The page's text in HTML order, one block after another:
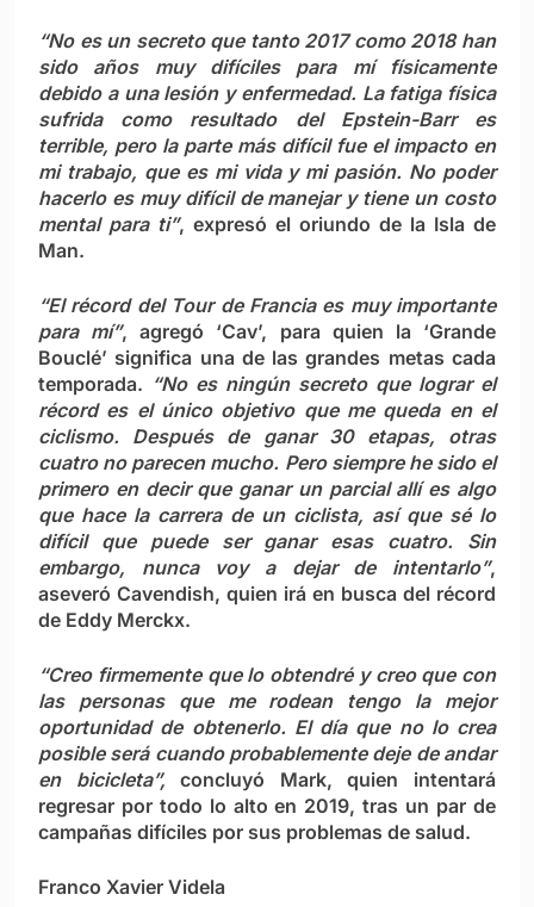
“No es un secreto que tanto 2017 como 2018 han
sido años muy difíciles para mí físicamente
debido a una lesión y enfermedad. La fatiga física
sufrida como resultado del Epstein-Barr es
terrible, pero la parte más difícil fue el impacto en
mi trabajo, que es mi vida y mi pasión. No poder
hacerlo es muy difícil de manejar y tiene un costo
mental para ti”, expresó el oriundo de la Isla de
Man.
“El récord del Tour de Francia es muy importante
para mí”, agregó ‘Cav’, para quien la ‘Grande
Bouclé’ significa una de las grandes metas cada
temporada. “No es ningún secreto que lograr el
récord es el único objetivo que me queda en el
ciclismo. Después de ganar 30 etapas, otras
cuatro no parecen mucho. Pero siempre he sido el
primero en decir que ganar un parcial allí es algo
que hace la carrera de un ciclista, así que sé lo
difícil que puede ser ganar esas cuatro. Sin
embargo, nunca voy a dejar de intentarlo”,
aseveró Cavendish, quien irá en busca del récord
de Eddy Merckx.
“Creo firmemente que lo obtendré y creo que con
las personas que me rodean tengo la mejor
oportunidad de obtenerlo. El día que no lo crea
posible será cuando probablemente deje de andar
en bicicleta”, concluyó Mark, quien intentará
regresar por todo lo alto en 2019, tras un par de
campañas difíciles por sus problemas de salud.
Franco Xavier Videla